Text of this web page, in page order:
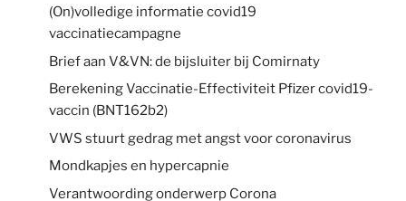
(On)volledige informatie covid19
vaccinatiecampagne
Brief aan V&VN: de bijsluiter bij Comirnaty
Berekening Vaccinatie-Effectiviteit Pfizer covid19-
vaccin (BNT162b2)
VWS stuurt gedrag met angst voor coronavirus
Mondkapjes en hypercapnie
Verantwoording onderwerp Corona